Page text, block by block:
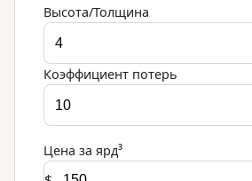
Высота/Толщина
Коэффициент потерь
Цена за ярд³